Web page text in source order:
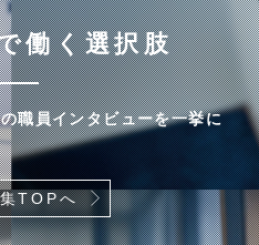
働く選択肢
職員インタビューを一挙に
TOPへ